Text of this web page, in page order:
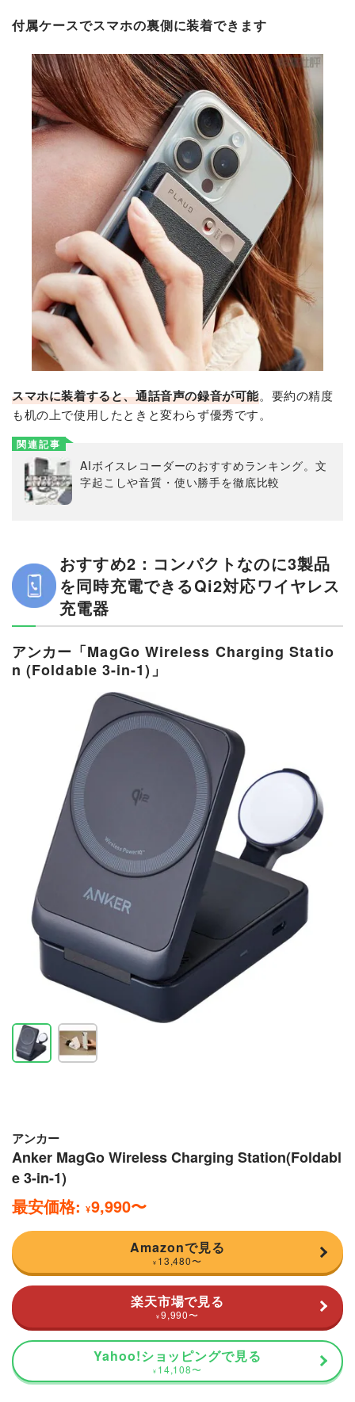
付属ケースでスマホの裏側に装着できます
スマホに装着すると、通話音声の録音が可能。要約の精度
も机の上で使用したときと変わらず優秀です。
関連記事
AIボイスレコーダーのおすすめランキング。文
字起こしや音質・使い勝手を徹底比較
おすすめ2：コンパクトなのに3製品
を同時充電できるQi2対応ワイヤレス
充電器
アンカー「MagGo Wireless Charging Statio
n (Foldable 3-in-1)」
アンカー
Anker MagGo Wireless Charging Station(Foldabl
e 3-in-1)
最安価格: ¥9,990〜
Amazonで見る
¥ 13,480〜
楽天市場で見る
¥ 9,990〜
Yahoo!ショッピングで見る
¥ 14,108〜